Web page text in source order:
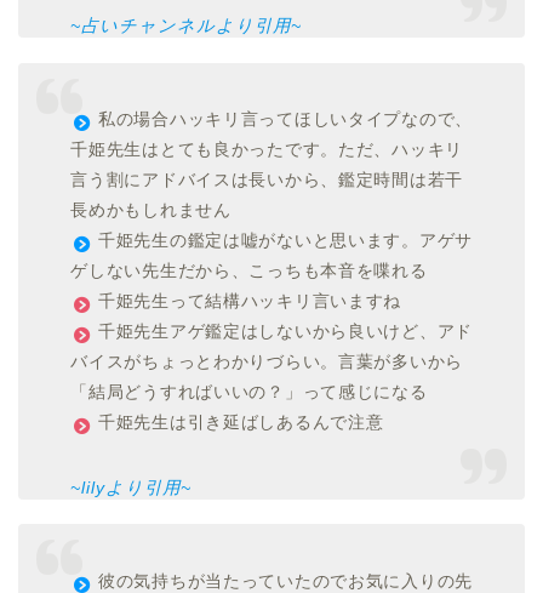
~占いチャンネルより引用~
私の場合ハッキリ言ってほしいタイプなので、
千姫先生はとても良かったです。ただ、ハッキリ
言う割にアドバイスは長いから、鑑定時間は若干
長めかもしれません
千姫先生の鑑定は嘘がないと思います。アゲサ
ゲしない先生だから、こっちも本音を喋れる
千姫先生って結構ハッキリ言いますね
千姫先生アゲ鑑定はしないから良いけど、アド
バイスがちょっとわかりづらい。言葉が多いから
「結局どうすればいいの？」って感じになる
千姫先生は引き延ばしあるんで注意
~lilyより引用~
彼の気持ちが当たっていたのでお気に入りの先